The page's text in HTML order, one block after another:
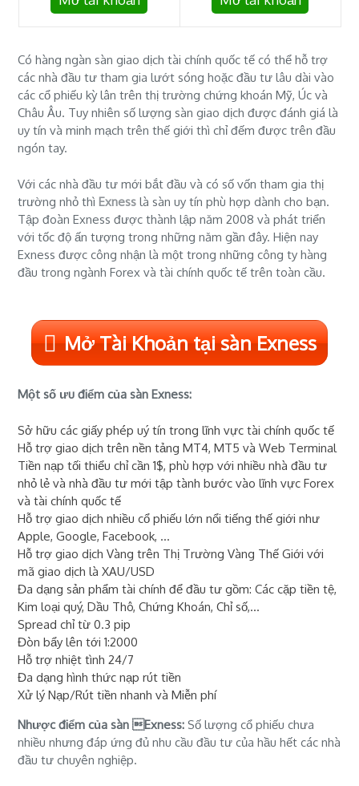
Có hàng ngàn sàn giao dịch tài chính quốc tế có thể hỗ trợ
các nhà đầu tư tham gia lướt sóng hoặc đầu tư lâu dài vào
các cổ phiếu kỳ lân trên thị trường chứng khoán Mỹ, Úc và
Châu Âu. Tuy nhiên số lượng sàn giao dịch được đánh giá là
uy tín và minh mạch trên thế giới thì chỉ đếm được trên đầu
ngón tay.
Với các nhà đầu tư mới bắt đầu và có số vốn tham gia thị
trường nhỏ thìExness là sàn uy tín phù hợp dành cho bạn.
Tập đoàn Exness được thành lập năm 2008 và phát triển
với tốc độ ấn tượng trong những năm gần đây. Hiện nay
Exness được công nhận là một trong những công ty hàng
đầu trong ngành Forex và tài chính quốc tế trên toàn cầu.
Mở Tài Khoản tại sàn Exness
Một số ưu điểm của sàn Exness:
Sở hữu các giấy phép uý tín trong lĩnh vực tài chính quốc tế
Hỗ trợ giao dịch trên nền tảng MT4, MT5 và Web Terminal
Tiền nạp tối thiểu chỉ cần 1$, phù hợp với nhiều nhà đầu tư
nhỏ lẻ và nhà đầu tư mới tập tành bước vào lĩnh vực Forex
và tài chính quốc tế
Hỗ trợ giao dịch nhiều cổ phiếu lớn nổi tiếng thế giới như
Apple, Google, Facebook, ...
Hỗ trợ giao dịch Vàng trên Thị Trường Vàng Thế Giới với
mã giao dịch là XAU/USD
Đa dạng sản phẩm tài chính để đầu tư gồm: Các cặp tiền tệ,
Kim loại quý, Dầu Thô, Chứng Khoán, Chỉ số,...
Spread chỉ từ 0.3 pip
Đòn bẩy lên tới 1:2000
Hỗ trợ nhiệt tình 24/7
Đa dạng hình thức nạp rút tiền
Xử lý Nạp/Rút tiền nhanh và Miễn phí
Nhược điểm của sàn Exness: Số lượng cổ phiếu chưa
nhiều nhưng đáp ứng đủ nhu cầu đầu tư của hầu hết các nhà
đầu tư chuyên nghiệp.